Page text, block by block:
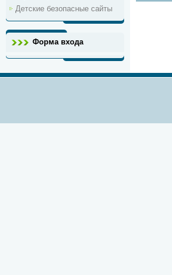
Детские безопасные сайты
Форма входа